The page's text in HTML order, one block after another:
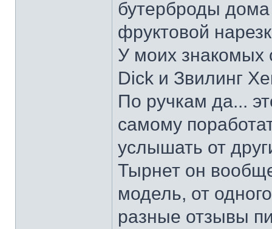
бутерброды дома
фруктовой
У моих знакомых
Dick и Звилинг
По ручкам да...
самому
услышать от
Тырнет он
модель, от
разные отзывы